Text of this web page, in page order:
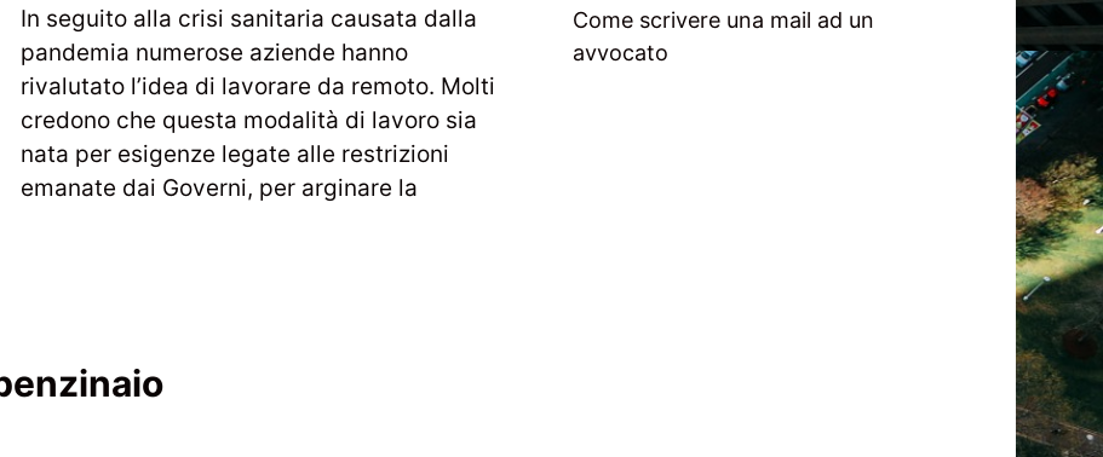
In seguito alla crisi sanitaria causata dalla
pandemia numerose aziende hanno
rivalutato l’idea di lavorare da remoto. Molti
credono che questa modalità di lavoro sia
nata per esigenze legate alle restrizioni
emanate dai Governi, per arginare la
Come scrivere una mail ad un
avvocato